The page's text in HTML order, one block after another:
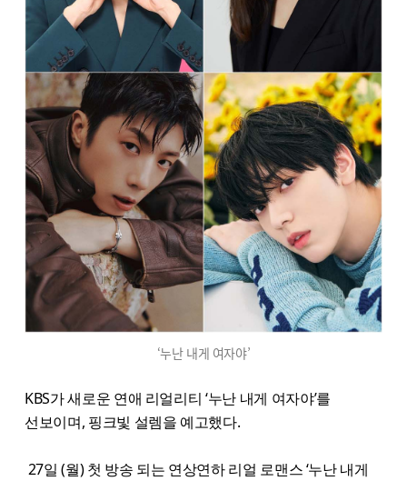
‘누난 내게 여자야’
KBS가 새로운 연애 리얼리티 ‘누난 내게 여자야’를
선보이며, 핑크빛 설렘을 예고했다.
27일 (월) 첫 방송 되는 연상연하 리얼 로맨스 ‘누난 내게